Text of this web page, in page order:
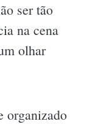
ser tão
na cena
olhar
organizado